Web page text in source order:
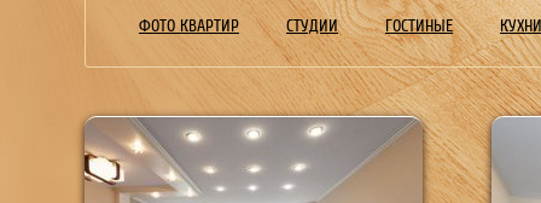
ФОТО КВАРТИР СТУДИИ ГОСТИНЫЕ КУХНИ